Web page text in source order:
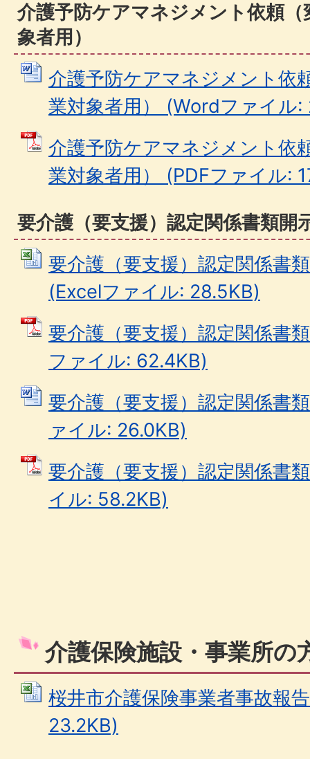
介護予防ケアマネジメント依頼（
象者用）
介護予防ケアマネジメント依
業対象者用） (Wordファイル:
介護予防ケアマネジメント依
業対象者用） (PDFファイル:
要介護（要支援）認定関係書類開
要介護（要支援）認定関係書
(Excelファイル: 28.5KB)
要介護（要支援）認定関係書
ファイル: 62.4KB)
要介護（要支援）認定関係書
ァイル: 26.0KB)
要介護（要支援）認定関係書
イル: 58.2KB)
介護保険施設・事業所の
桜井市介護保険事業者事故報
23.2KB)